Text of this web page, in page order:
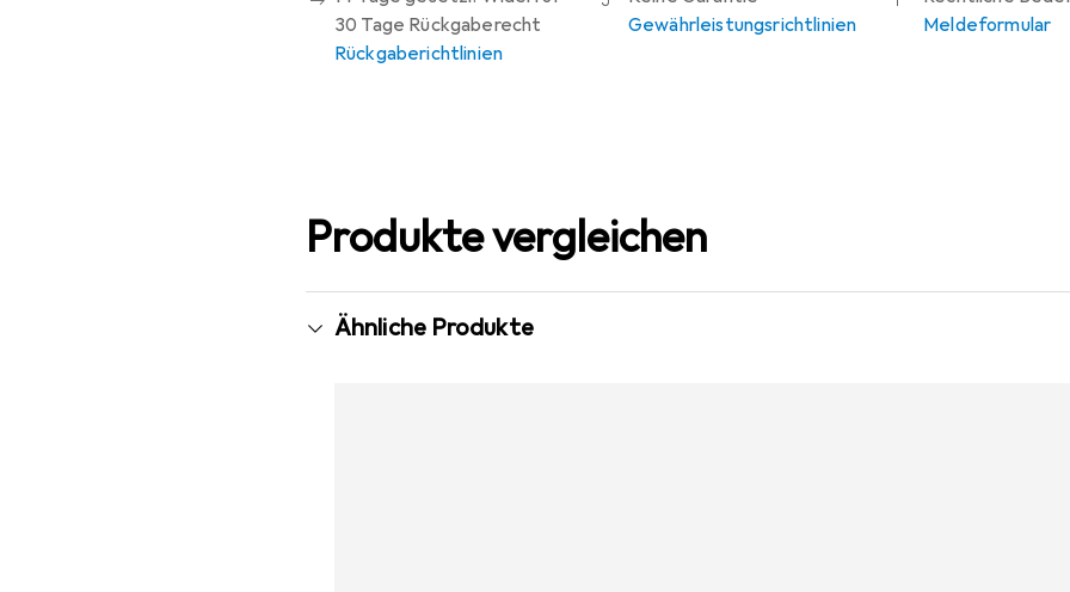
30 Tage Rückgaberecht
Rückgaberichtlinien
Gewährleistungsrichtlinien
Meldeformular
Produkte vergleichen
Ähnliche Produkte